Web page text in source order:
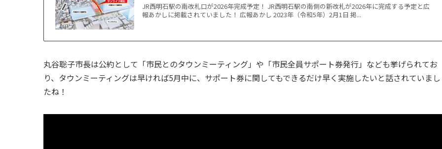
JR西明石駅の南改札口が2026年完成予定！ JR西明石駅の南側の新改札が2026年に完成する予定と広
報あかしに掲載されていました！ 広報あかし 2023年（令和5年）2月1日 掲...
丸谷聡子市長は公約として「市民とのタウンミーティング」や「市民全員サポート券発行」なども挙げられてお
り、タウンミーティングは早ければ5月中に、サポート券に関してもできるだけ早く実施したいと話されていまし
たね！